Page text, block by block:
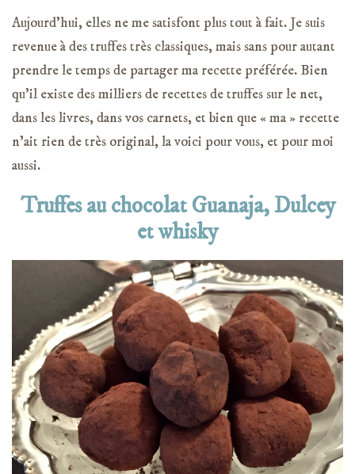
Aujourd’hui, elles ne me satisfont plus tout à fait. Je suis
revenue à des truffes très classiques, mais sans pour autant
prendre le temps de partager ma recette préférée. Bien
qu’il existe des milliers de recettes de truffes sur le net,
dans les livres, dans vos carnets, et bien que « ma » recette
n’ait rien de très original, la voici pour vous, et pour moi
aussi.
Truffes au chocolat Guanaja, Dulcey
et whisky